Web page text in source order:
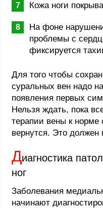
Кожа ноги
На фоне
проблемы с
фиксируется
Для того чтобы
суральных вен надо
появления первых
Нельзя ждать, пока
терапии вены к норме
вернутся. Это должен
Диагностика
ног
Заболевания
начинают